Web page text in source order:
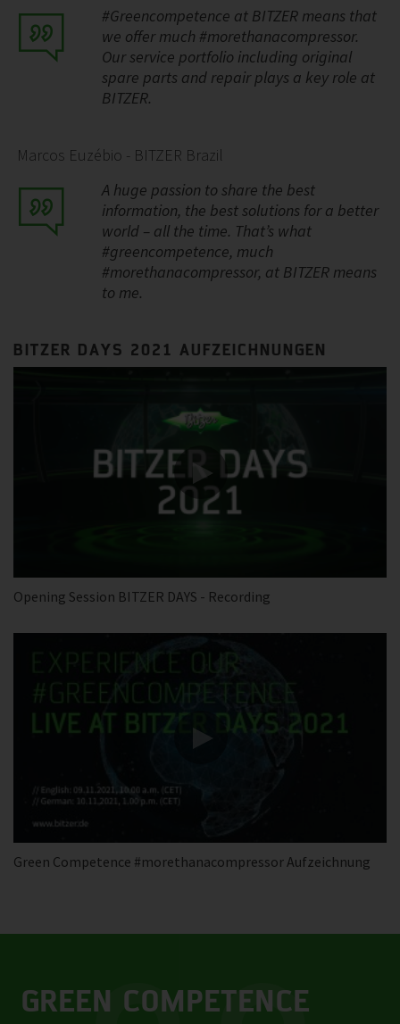
#Greencompetence at BITZER means that
we offer much #morethanacompressor.
Our service portfolio including original
spare parts and repair plays a key role at
BITZER.
Marcos Euzébio - BITZER Brazil
A huge passion to share the best
information, the best solutions for a better
world – all the time. That’s what
#greencompetence, much
#morethanacompressor, at BITZER means
to me.
BITZER DAYS 2021 AUFZEICHNUNGEN
Opening Session BITZER DAYS - Recording
Green Competence #morethanacompressor Aufzeichnung
GREEN COMPETENCE